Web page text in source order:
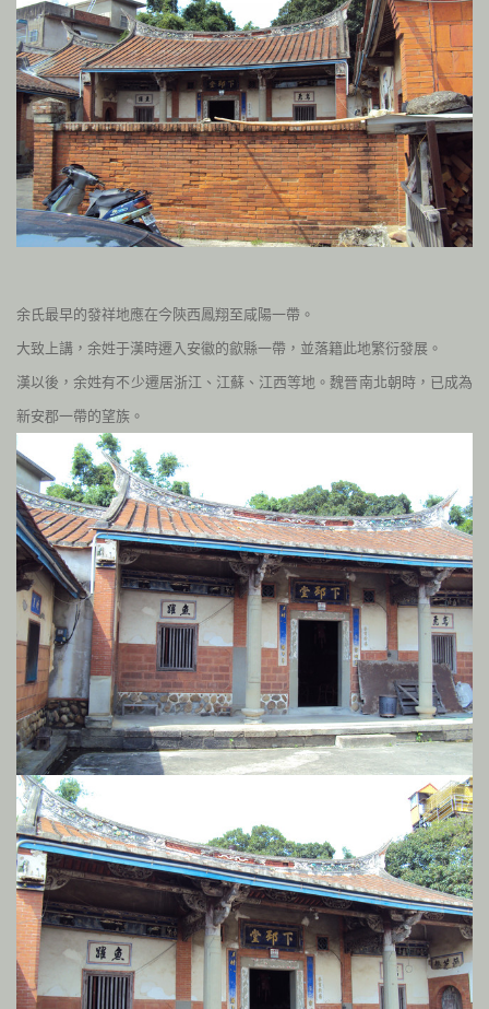
余氏最早的發祥地應在今陝西鳳翔至咸陽一帶。
大致上講，余姓于漢時遷入安徽的歙縣一帶，並落籍此地繁衍發展。
漢以後，余姓有不少遷居浙江、江蘇、江西等地。魏晉南北朝時，已成為
新安郡一帶的望族。